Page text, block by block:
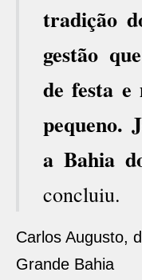
tradição
gestão
de festa e
pequeno.
a Bahia
concluiu.
Carlos Augusto,
Grande Bahia